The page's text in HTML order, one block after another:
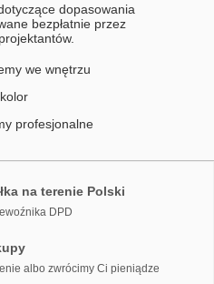
dopasowania
bezpłatnie przez
we wnętrzu
profesjonalne
na terenie Polski
DPD
albo zwrócimy Ci pieniądze